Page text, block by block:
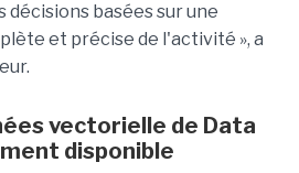
basées sur une
et précise de l'activité », a
vectorielle de Data
disponible